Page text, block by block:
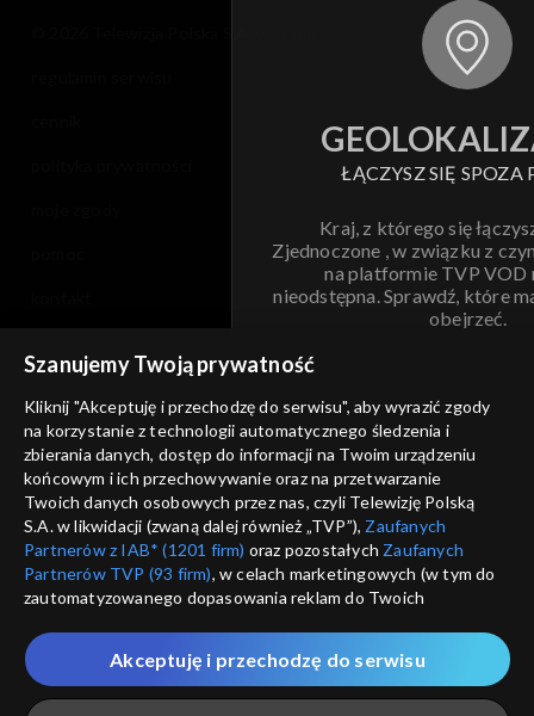
ŁĄCZYSZ SIĘ SPOZA
Kraj, z którego się
Zjednoczone , w związku z
na platformie TVP VOD
nieodstępna. Sprawdź, które
obejrzeć.
ANULUJ
informacje o dostawcy usług
Szanujemy Twoją prywatność
Kliknij "Akceptuję i przechodzę do serwisu", aby wyrazić zgody
na korzystanie z technologii automatycznego śledzenia i
zbierania danych, dostęp do informacji na Twoim urządzeniu
końcowym i ich przechowywanie oraz na przetwarzanie
Twoich danych osobowych przez nas, czyli Telewizję Polską
S.A. w likwidacji (zwaną dalej również „TVP”), Zaufanych
Partnerów z IAB* (1201 firm) oraz pozostałych Zaufanych
Partnerów TVP (93 firm), w celach marketingowych (w tym do
zautomatyzowanego dopasowania reklam do Twoich
które wskazujemy poniżej, a także zgody na udostępnianie
przez nas identyfikatora PPID do Google.
Twoje dane osobowe zbierane podczas odwiedzania przez
Akceptuję i przechodzę do serwisu